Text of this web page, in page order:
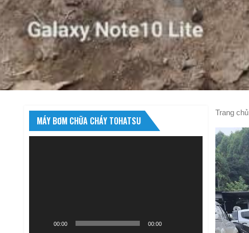
Trang chủ
MÁY BƠM CHỮA CHÁY TOHATSU
00:00 00:00